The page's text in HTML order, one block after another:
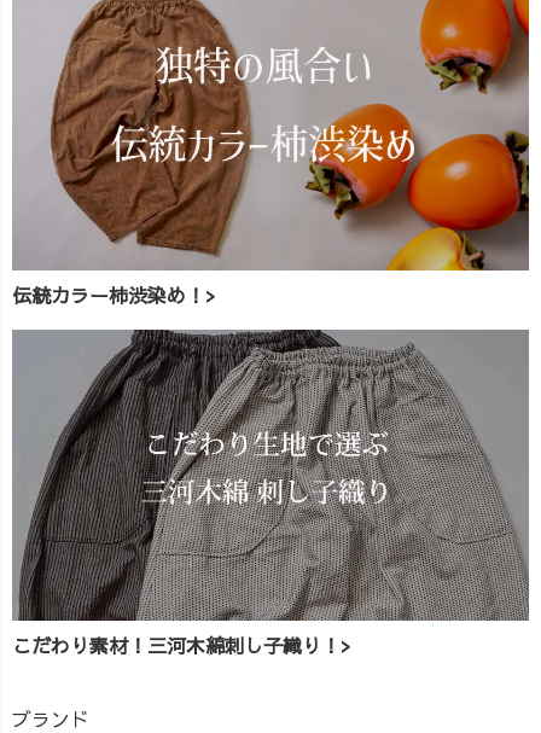
伝統カラー柿渋染め！>
こだわり素材！三河木綿刺し子織り！>
ブランド